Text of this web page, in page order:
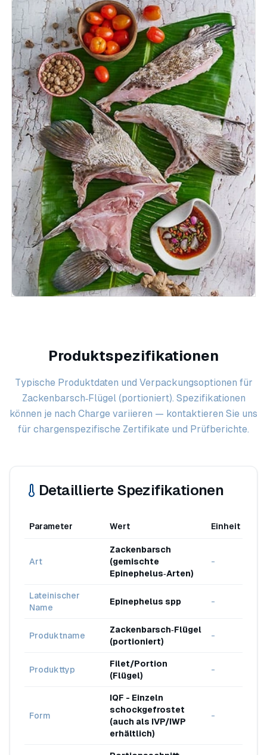
Produktspezifikationen
Typische Produktdaten und Verpackungsoptionen für
Zackenbarsch‑Flügel (portioniert). Spezifikationen
können je nach Charge variieren — kontaktieren Sie uns
für chargenspezifische Zertifikate und Prüfberichte.
Detaillierte Spezifikationen
Parameter Wert Einheit
Art
Zackenbarsch
(gemischte
Epinephelus‑Arten)
-
Lateinischer
Name
Epinephelus spp -
Produktname
Zackenbarsch‑Flügel
(portioniert)
-
Produkttyp
Filet/Portion
(Flügel)
-
Form
IQF - Einzeln
schockgefrostet
(auch als IVP/IWP
erhältlich)
-